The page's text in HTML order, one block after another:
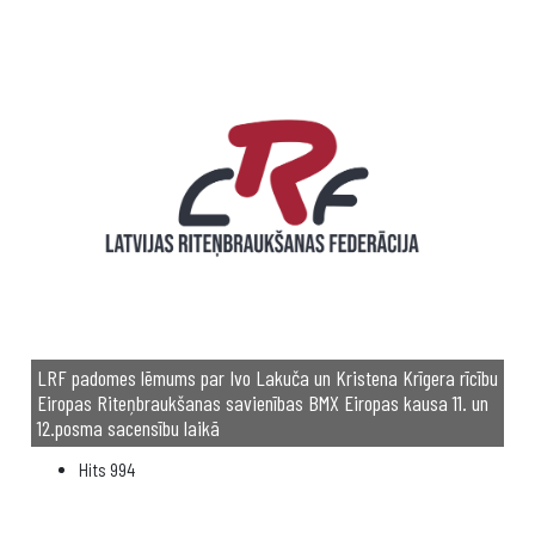
LRF padomes lēmums par Ivo Lakuča un Kristena Krīgera rīcību
Eiropas Riteņbraukšanas savienības BMX Eiropas kausa 11. un
12.posma sacensību laikā
Hits 994